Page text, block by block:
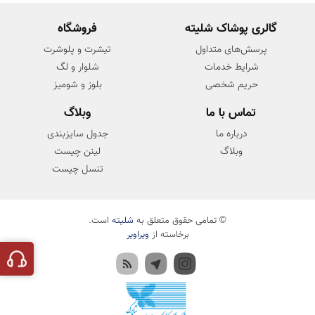
گالری پوشاک شلیته
پرسش‌های متداول
شرایط خدمات
حریم شخصی
فروشگاه
تیشرت و پلوشرت
شلوار و لگ
بلوز و شومیز
تماس با ما
درباره ما
وبلاگ
وبلاگ
جدول سایزبندی
لینن چیست
تنسل چیست
© تمامی حقوق متعلق به شلیته است.
برخاسته از ویراویر